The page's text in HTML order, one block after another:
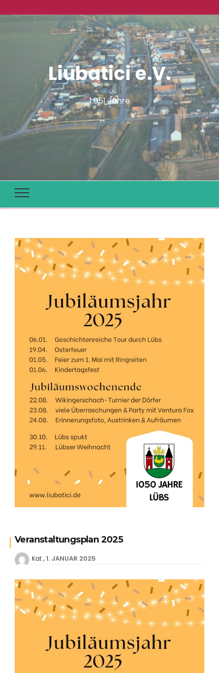
Liubatici e.V.
1.051 Jahre
Veranstaltungsplan 2025
Kat 1. JANUAR 2025